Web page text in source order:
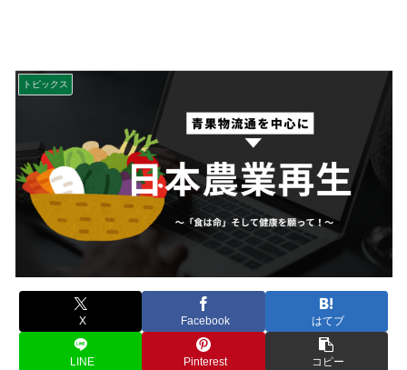
トピックス
X Facebook はてブ
LINE Pinterest コピー